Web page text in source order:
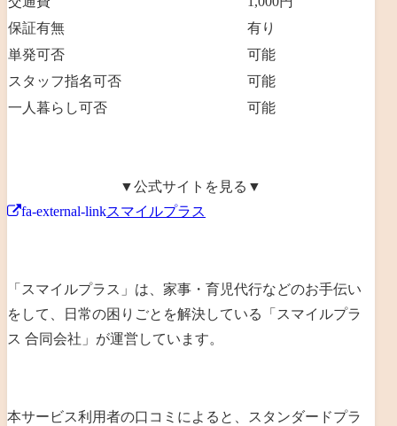
保証有無
有り
単発可否
可能
スタッフ指名可否
可能
一人暮らし可否
可能
▼公式サイトを見る▼
fa-external-linkスマイルプラス
「スマイルプラス」は、 家事・育児代行などのお手伝い
をして、日常の困りごとを解決している「 スマイルプラ
ス 合同会社 」が運営しています。
本サービス利用者の口コミによると、 スタンダードプラ